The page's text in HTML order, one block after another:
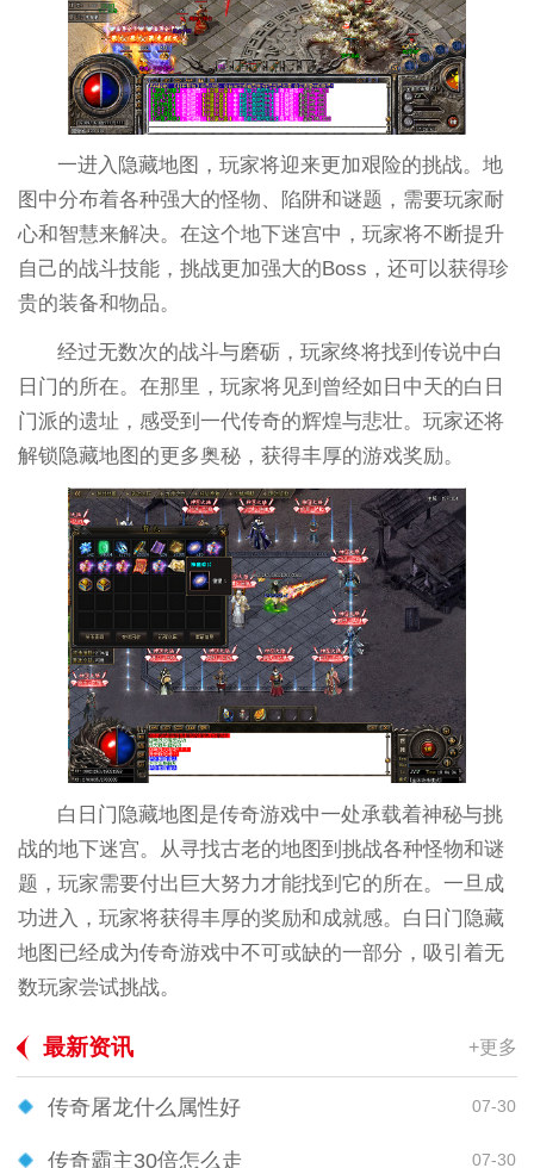
一进入隐藏地图，玩家将迎来更加艰险的挑战。地
图中分布着各种强大的怪物、陷阱和谜题，需要玩家耐
心和智慧来解决。在这个地下迷宫中，玩家将不断提升
自己的战斗技能，挑战更加强大的Boss，还可以获得珍
贵的装备和物品。
经过无数次的战斗与磨砺，玩家终将找到传说中白
日门的所在。在那里，玩家将见到曾经如日中天的白日
门派的遗址，感受到一代传奇的辉煌与悲壮。玩家还将
解锁隐藏地图的更多奥秘，获得丰厚的游戏奖励。
白日门隐藏地图是传奇游戏中一处承载着神秘与挑
战的地下迷宫。从寻找古老的地图到挑战各种怪物和谜
题，玩家需要付出巨大努力才能找到它的所在。一旦成
功进入，玩家将获得丰厚的奖励和成就感。白日门隐藏
地图已经成为传奇游戏中不可或缺的一部分，吸引着无
数玩家尝试挑战。
最新资讯 +更多
传奇屠龙什么属性好 07-30
传奇霸主30倍怎么走 07-30